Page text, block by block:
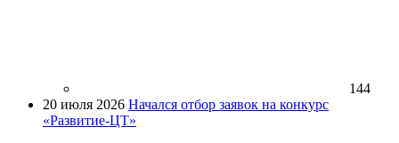
144
20 июля 2026 Начался отбор заявок на конкурс
«Развитие-ЦТ»